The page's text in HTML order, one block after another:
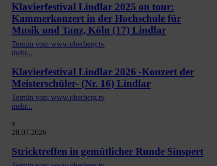
Klavierfestival Lindlar 2025 on tour:
Kammerkonzert in der Hochschule für
Musik und Tanz, Köln (17) Lindlar
Termin von: www.oberberg.tv
mehr...
Klavierfestival Lindlar 2026 -Konzert der
Meisterschüler- (Nr. 16) Lindlar
Termin von: www.oberberg.tv
mehr...
x
28.07.2026
Stricktreffen in gemütlicher Runde Sinspert